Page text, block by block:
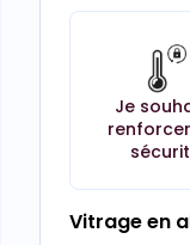
Je
Vitrage en